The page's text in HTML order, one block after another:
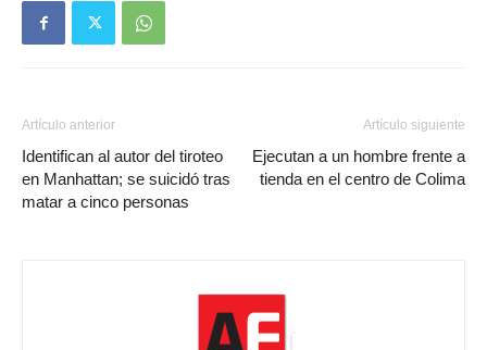
Artículo anterior
Identifican al autor del tiroteo
en Manhattan; se suicidó tras
matar a cinco personas
Artículo siguiente
Ejecutan a un hombre frente a
tienda en el centro de Colima